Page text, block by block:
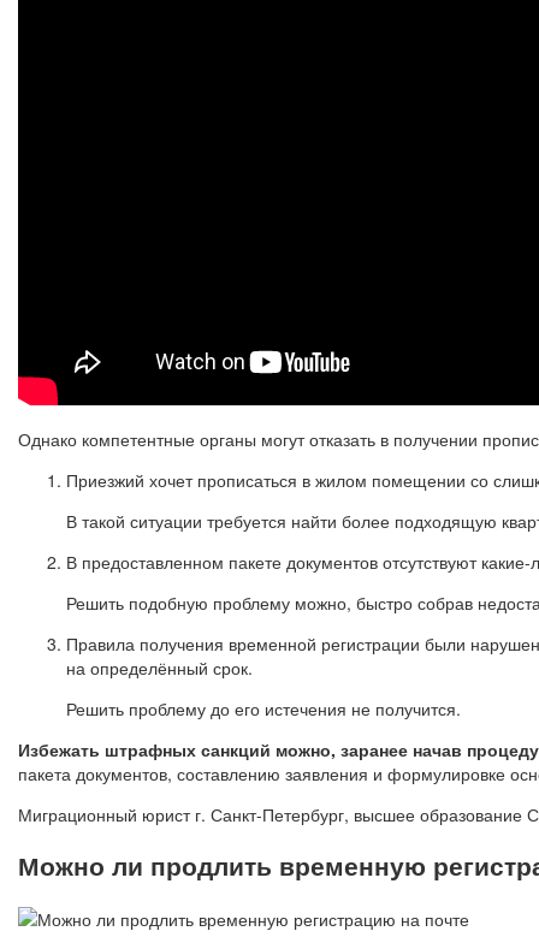
Однако компетентные органы могут отказать в получении
Приезжий хочет прописаться в жилом помещении со
В такой ситуации требуется найти более подходящую
В предоставленном пакете документов отсутствуют
Решить подобную проблему можно, быстро собрав
Правила получения временной регистрации были
на определённый срок.
Решить проблему до его истечения не получится.
Избежать штрафных санкций можно, заранее начав
пакета документов, составлению заявления и формулировке
Миграционный юрист г. Санкт-Петербург, высшее образование
Можно ли продлить временную